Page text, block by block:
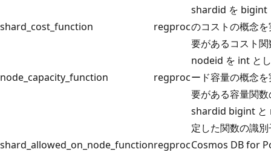
shard_cost_function regproc
shardid を bigint
のコストの概念
要があるコスト
node_capacity_function regproc
nodeid を int と
ード容量の概念
要がある容量関
shard_allowed_on_node_functionregproc
shardid bigint と
定した関数の識
Cosmos DB for